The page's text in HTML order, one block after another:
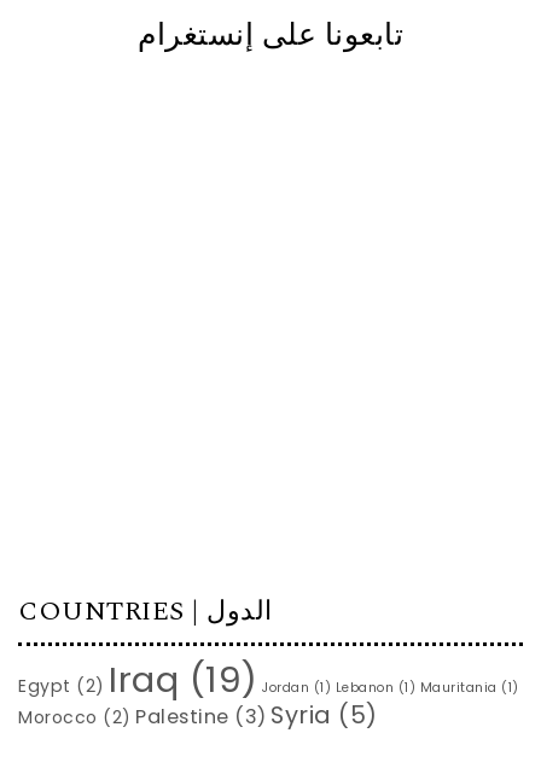
تابعونا على إنستغرام
COUNTRIES | الدول
Egypt (2) Iraq (19) Jordan (1) Lebanon (1) Mauritania (1)
Morocco (2) Palestine (3) Syria (5)